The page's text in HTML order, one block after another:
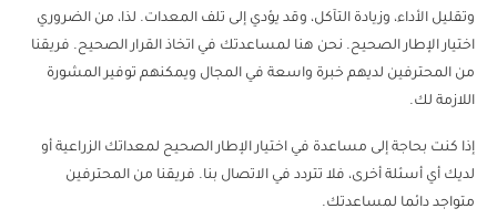
وتقليل الأداء، وزيادة التآكل، وقد يؤدي إلى تلف المعدات. لذا، من الضروري
اختيار الإطار الصحيح. نحن هنا لمساعدتك في اتخاذ القرار الصحيح. فريقنا
من المحترفين لديهم خبرة واسعة في المجال ويمكنهم توفير المشورة
اللازمة لك.
إذا كنت بحاجة إلى مساعدة في اختيار الإطار الصحيح لمعداتك الزراعية أو
لديك أي أسئلة أخرى، فلا تتردد في الاتصال بنا. فريقنا من المحترفين
متواجد دائما لمساعدتك.